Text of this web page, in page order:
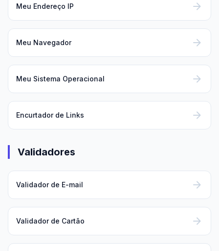
Meu Endereço IP arrow_forward
Meu Navegador arrow_forward
Meu Sistema Operacional arrow_forward
Encurtador de Links arrow_forward
Validadores
Validador de E-mail arrow_forward
Validador de Cartão arrow_forward